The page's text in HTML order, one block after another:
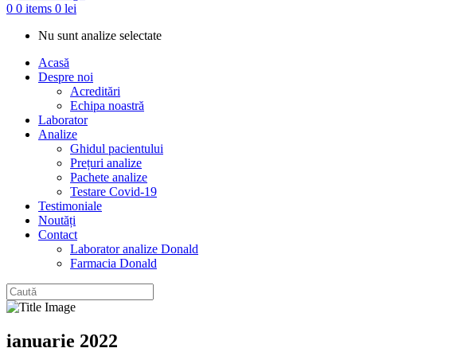
0 0 items 0 lei
Nu sunt analize selectate
Acasă
Despre noi
Acreditări
Echipa noastră
Laborator
Analize
Ghidul pacientului
Prețuri analize
Pachete analize
Testare Covid-19
Testimoniale
Noutăți
Contact
Laborator analize Donald
Farmacia Donald
ianuarie 2022